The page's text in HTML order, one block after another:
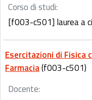
Corso di studi:
[f003-c501] laurea a
Esercitazioni di Fisica
Farmacia(f003-c501)
Docente: